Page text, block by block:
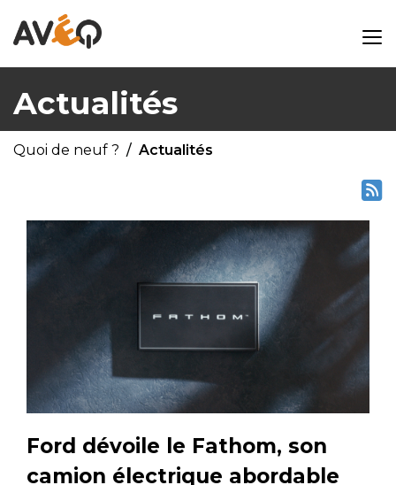
Actualités
Quoi de neuf ? Actualités
Ford dévoile le Fathom, son
camion électrique abordable